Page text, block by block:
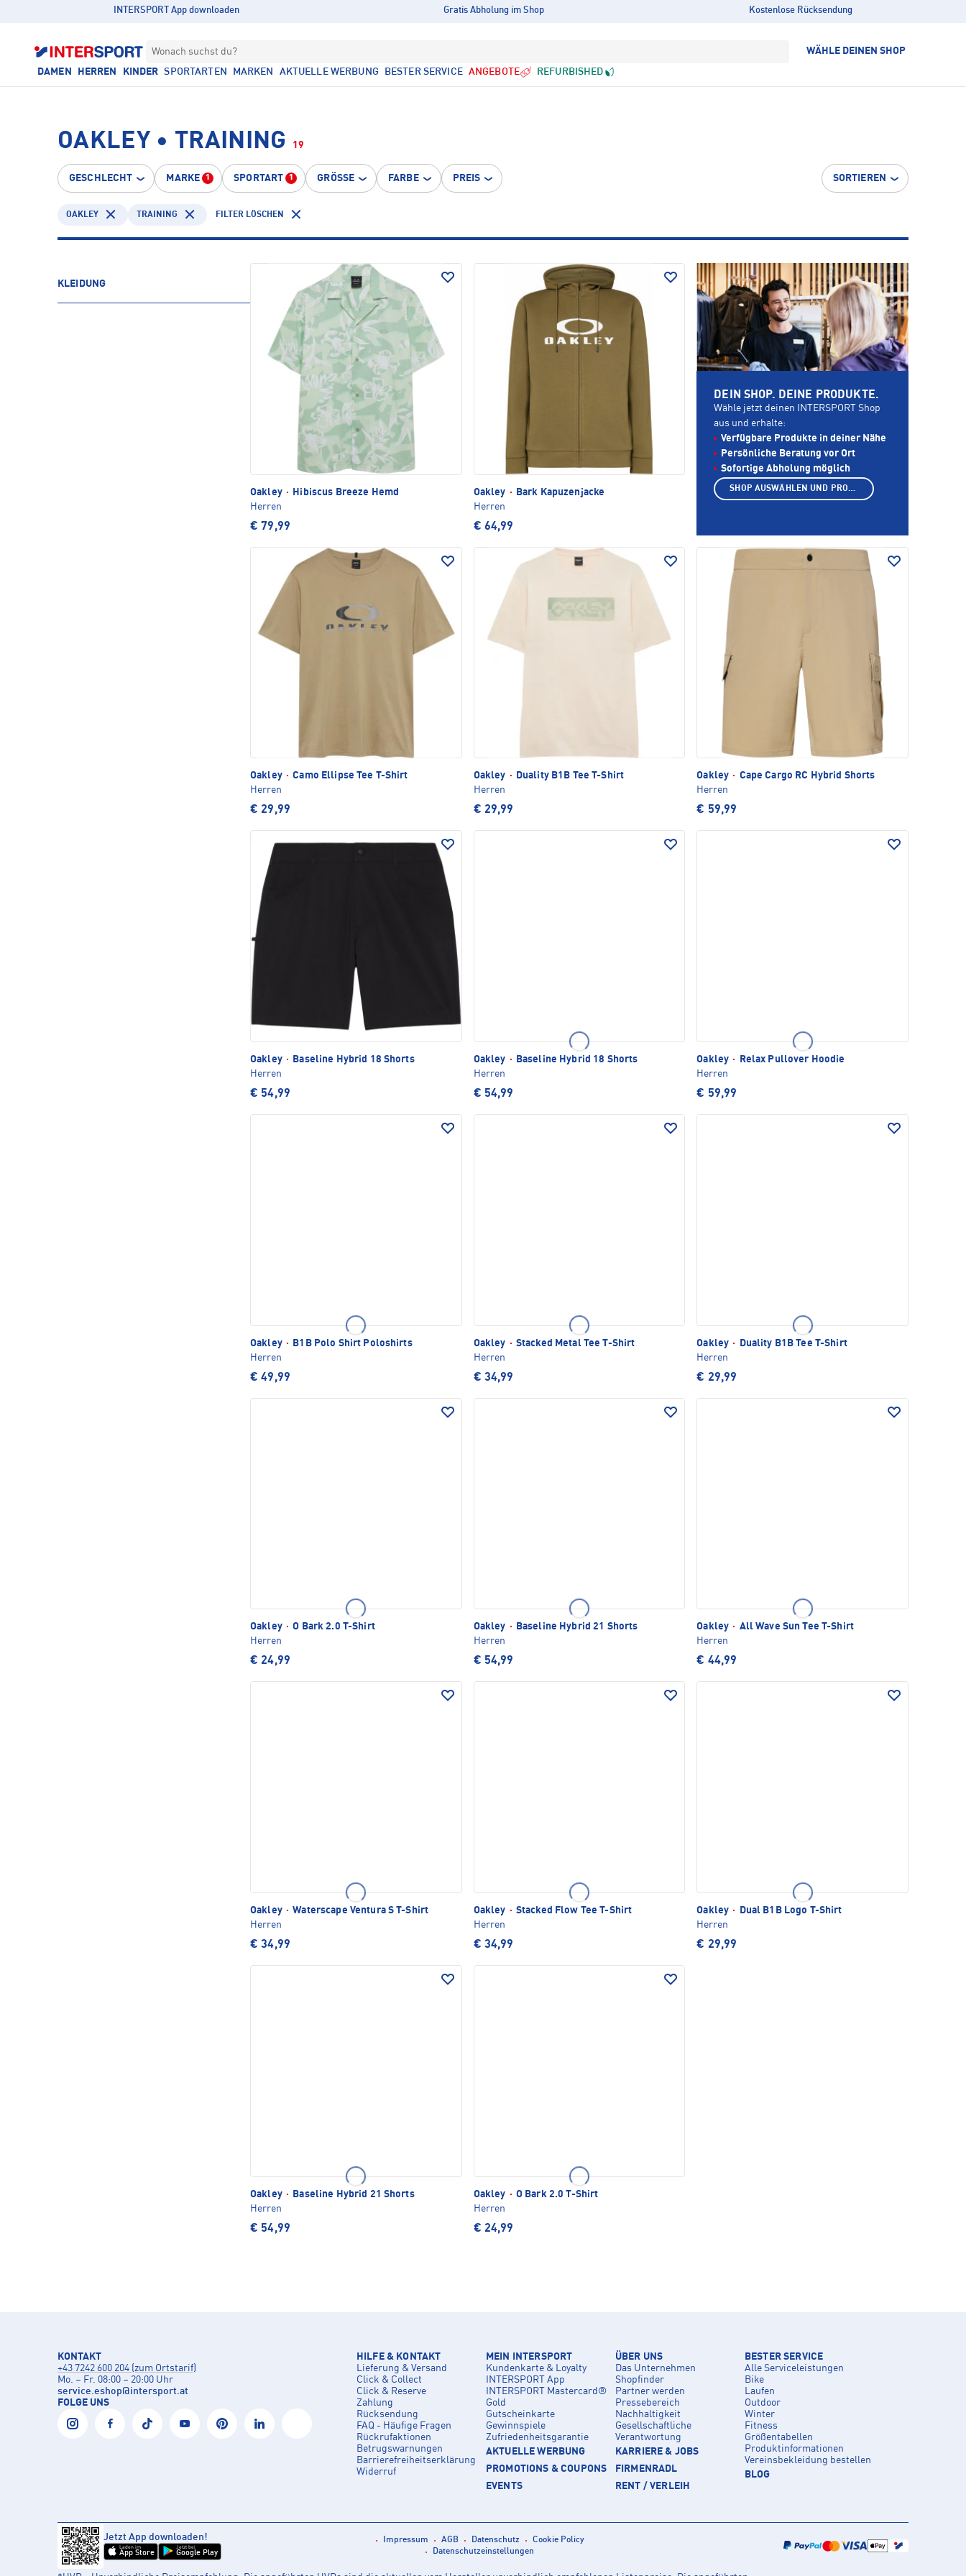
INTERSPORT App downloaden Gratis Abholung im Shop Kostenlose Rücksendung
Wonach suchst du? WÄHLE DEINEN SHOP
DAMEN HERREN KINDER SPORTARTEN MARKEN AKTUELLE WERBUNG BESTER SERVICE ANGEBOTE REFURBISHED
OAKLEY • TRAINING 19
GESCHLECHT MARKE 1 SPORTART 1 GRÖSSE FARBE PREIS SORTIEREN
OAKLEY TRAINING FILTER LÖSCHEN
KLEIDUNG
Oakley ·
Hibiscus Breeze Hemd
Herren
€ 79,99
Oakley ·
Bark Kapuzenjacke
Herren
€ 64,99
Oakley · Camo Ellipse Tee T-Shirt
Herren
€ 29,99
Oakley ·
Duality B1B Tee T-Shirt
Herren
€ 29,99
Oakley · Cape Cargo RC Hybrid Shorts
Herren
€ 59,99
Oakley ·
Baseline Hybrid 18 Shorts
Herren
€ 54,99
Oakley ·
Baseline Hybrid 18 Shorts
Herren
€ 54,99
Oakley ·
Relax Pullover Hoodie
Herren
€ 59,99
Oakley ·
B1B Polo Shirt Poloshirts
Herren
€ 49,99
Oakley · Stacked Metal Tee T-Shirt
Herren
€ 34,99
Oakley ·
Duality B1B Tee T-Shirt
Herren
€ 29,99
Oakley · O Bark 2.0 T-Shirt
Herren
€ 24,99
Oakley ·
Baseline Hybrid 21 Shorts
Herren
€ 54,99
Oakley · All Wave Sun Tee T-Shirt
Herren
€ 44,99
Oakley · Waterscape Ventura S T-Shirt
Herren
€ 34,99
Oakley · Stacked Flow Tee T-Shirt
Herren
€ 34,99
Oakley ·
Dual B1B Logo T-Shirt
Herren
€ 29,99
Oakley ·
Baseline Hybrid 21 Shorts
Herren
€ 54,99
Oakley · O Bark 2.0 T-Shirt
Herren
€ 24,99
DEIN SHOP. DEINE PRODUKTE.
Wähle jetzt deinen INTERSPORT Shop
aus und erhalte:
Verfügbare Produkte in deiner Nähe
Persönliche Beratung vor Ort
Sofortige Abholung möglich
SHOP AUSWÄHLEN UND PRODUKTE ANZEIGEN
KONTAKT
+43 7242 600 204 (zum Ortstarif)
Mo. – Fr. 08:00 – 20:00 Uhr
service.eshop@intersport.at
FOLGE UNS
HILFE & KONTAKT
Lieferung & Versand
Click & Collect
Click & Reserve
Zahlung
Rücksendung
FAQ - Häufige Fragen
Rückrufaktionen
Betrugswarnungen
Barrierefreiheitserklärung
Widerruf
MEIN INTERSPORT
Kundenkarte & Loyalty
INTERSPORT App
INTERSPORT Mastercard®
Gold
Gutscheinkarte
Gewinnspiele
Zufriedenheitsgarantie
AKTUELLE WERBUNG
PROMOTIONS & COUPONS
EVENTS
ÜBER UNS
Das Unternehmen
Shopfinder
Partner werden
Pressebereich
Nachhaltigkeit
Gesellschaftliche
Verantwortung
KARRIERE & JOBS
FIRMENRADL
RENT / VERLEIH
BESTER SERVICE
Alle Serviceleistungen
Bike
Laufen
Outdoor
Winter
Fitness
Größentabellen
Produktinformationen
Vereinsbekleidung bestellen
BLOG
Jetzt App downloaden!
Laden im
App Store
Jetzt bei
Google Play
Impressum AGB Datenschutz
Cookie Policy
Datenschutzeinstellungen